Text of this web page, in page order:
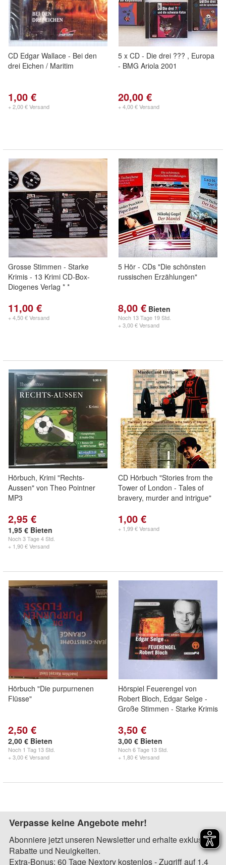
CD Edgar Wallace - Bei den
drei Eichen / Maritim
1,00 €
+ 2,00 € Versand
5 x CD - Die drei ??? , Europa
- BMG Ariola 2001
20,00 €
+ 4,00 € Versand
Grosse Stimmen - Starke
Krimis - 13 Krimi CD-Box-
Diogenes Verlag * *
11,00 €
+ 4,50 € Versand
5 Hör - CDs "Die schönsten
russischen Erzählungen"
8,00 € Bieten
Noch 13 Tage 19 Std.
+ 3,00 € Versand
Hörbuch, Krimi "Rechts-
Aussen" von Theo Pointner
MP3
2,95 €
1,95 € Bieten
Noch3 Tage 4 Std.
+ 1,90 € Versand
CD Hörbuch "Stories from the
Tower of London - Tales of
bravery, murder and intrigue"
1,00 €
+ 1,99 € Versand
Hörbuch "Die purpurnenen
Flüsse"
2,50 €
2,00 € Bieten
Noch 1 Tag 13 Std.
+ 3,00 € Versand
Hörspiel Feuerengel von
Robert Bloch, Edgar Selge -
Große Stimmen - Starke Krimis
3,50 €
3,00 € Bieten
Noch6 Tage 13 Std.
+ 1,80 € Versand
Verpasse keine Angebote mehr!
Abonniere jetzt unseren Newsletter und erhalte exklusive
Rabatte und Neuigkeiten.
Extra-Bonus: 60 Tage Nextory kostenlos - Zugriff auf 1,4